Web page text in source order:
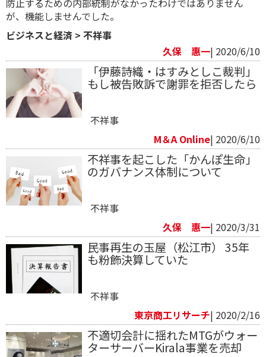
防止するための内部統制がなかったわけではありません
が、機能しませんでした。
ビジネスと経済 > 不祥事
久保 惠一| 2020/6/10
「伊藤詩織・はすみとしこ裁判」
もし被告敗訴で謝罪を拒否したら
不祥事
M＆A Online| 2020/6/10
不祥事を起こした「かんぽ生命」
のガバナンス体制について
不祥事
久保 惠一| 2020/3/31
民事再生の玉屋（松江市） 35年
も粉飾決算していた
不祥事
東京商工リサーチ| 2020/2/16
不適切会計に揺れたMTGがウォー
ターサーバーKirala事業を売却